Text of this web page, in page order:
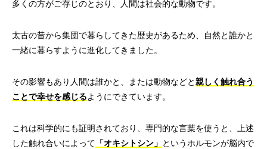
多くの方がご存じのとおり、人間は社会的な動物です。
太古の昔から集団で暮らしてきた歴史があるため、自然と誰かと
一緒に暮らすように進化してきました。
その影響もあり人間は誰かと、または動物などと親しく触れ合う
ことで幸せを感じるようにできています。
これは科学的にも証明されており、専門的な言葉を使うと、上述
した触れ合いによって 「オキシトシン」 というホルモンが脳内で